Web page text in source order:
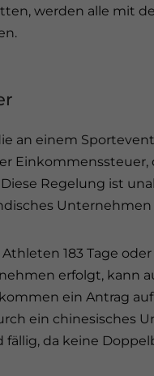
werden alle mit
an einem
Regelung ist
183 Tage
erfolgt, kann
ein Antrag
ein chinesisches
fällig, da keine